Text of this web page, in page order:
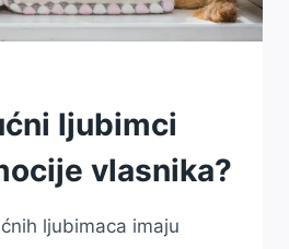
ljubimci
vlasnika?
ljubimaca imaju